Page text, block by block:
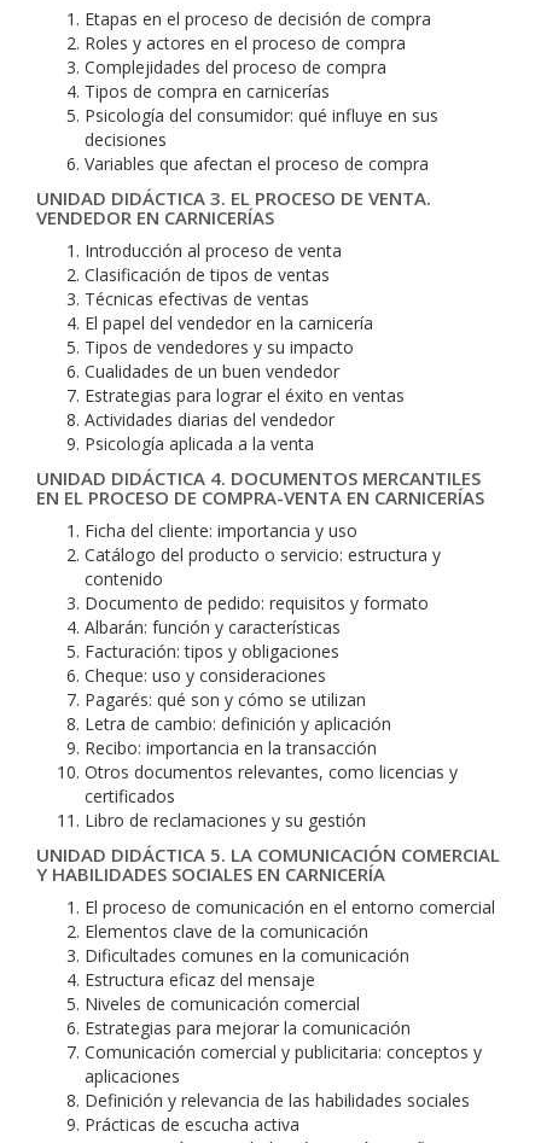
Etapas en el proceso de decisión de compra
Roles y actores en el proceso de compra
Complejidades del proceso de compra
Tipos de compra en carnicerías
Psicología del consumidor: qué influye en sus
decisiones
Variables que afectan el proceso de compra
UNIDAD DIDÁCTICA 3. EL PROCESO DE VENTA.
VENDEDOR EN CARNICERÍAS
Introducción al proceso de venta
Clasificación de tipos de ventas
Técnicas efectivas de ventas
El papel del vendedor en la carnicería
Tipos de vendedores y su impacto
Cualidades de un buen vendedor
Estrategias para lograr el éxito en ventas
Actividades diarias del vendedor
Psicología aplicada a la venta
UNIDAD DIDÁCTICA 4. DOCUMENTOS MERCANTILES
EN EL PROCESO DE COMPRA-VENTA EN CARNICERÍAS
Ficha del cliente: importancia y uso
Catálogo del producto o servicio: estructura y
contenido
Documento de pedido: requisitos y formato
Albarán: función y características
Facturación: tipos y obligaciones
Cheque: uso y consideraciones
Pagarés: qué son y cómo se utilizan
Letra de cambio: definición y aplicación
Recibo: importancia en la transacción
Otros documentos relevantes, como licencias y
certificados
Libro de reclamaciones y su gestión
UNIDAD DIDÁCTICA 5. LA COMUNICACIÓN COMERCIAL
Y HABILIDADES SOCIALES EN CARNICERÍA
El proceso de comunicación en el entorno comercial
Elementos clave de la comunicación
Dificultades comunes en la comunicación
Estructura eficaz del mensaje
Niveles de comunicación comercial
Estrategias para mejorar la comunicación
Comunicación comercial y publicitaria: conceptos y
aplicaciones
Definición y relevancia de las habilidades sociales
Prácticas de escucha activa